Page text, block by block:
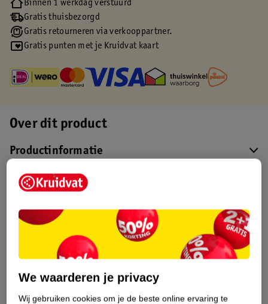
Binnen 1 werkdag verstuurd
Gratis thuisbezorgd
Gratis retourneren via verkooppartner.
Gratis punten met je Kruidvat kaart
Over dit product
Productinformatie
Etiketinformatie
Nature Impact Score
Dit product heeft (nog) geen Nature
Impact Score.
We waarderen je privacy
Wij gebruiken cookies om je de beste online ervaring te